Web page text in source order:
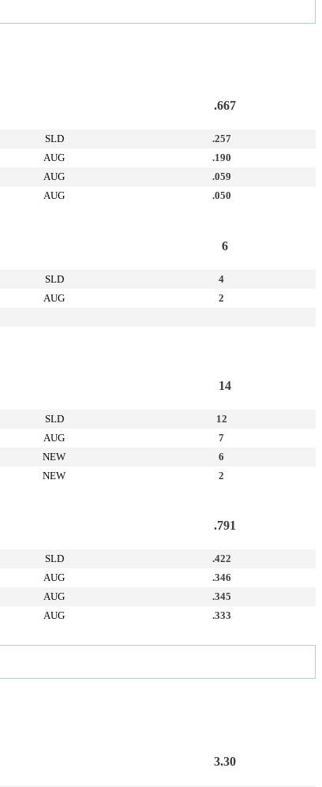
.667
SLD
.257
AUG
.190
AUG
.059
AUG .050
6
SLD
4
AUG
2
14
SLD
12
AUG
7
NEW
6
NEW 2
.791
SLD
.422
AUG
.346
AUG
.345
AUG .333
3.30